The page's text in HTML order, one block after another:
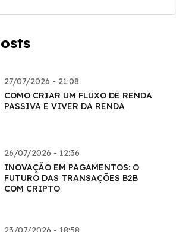
27/07/2026 - 21:08
COMO CRIAR UM FLUXO DE RENDA
PASSIVA E VIVER DA RENDA
26/07/2026 - 12:36
INOVAÇÃO EM PAGAMENTOS: O
FUTURO DAS TRANSAÇÕES B2B
COM CRIPTO